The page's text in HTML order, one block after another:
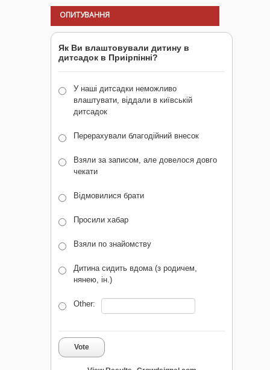
ОПИТУВАННЯ
Як Ви влаштовували дитину в
дитсадок в Приірпінні?
У наші дитсадки неможливо
влаштувати, віддали в київській
дитсадок
Перерахували благодійний внесок
Взяли за записом, але довелося довго
чекати
Відмовилися брати
Просили хабар
Взяли по знайомству
Дитина сидить вдома (з родичем,
нянею, ін.)
Other:
Vote